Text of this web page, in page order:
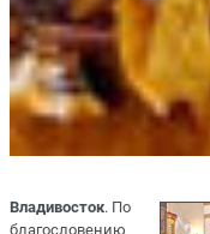
Владивосток. По
благословению